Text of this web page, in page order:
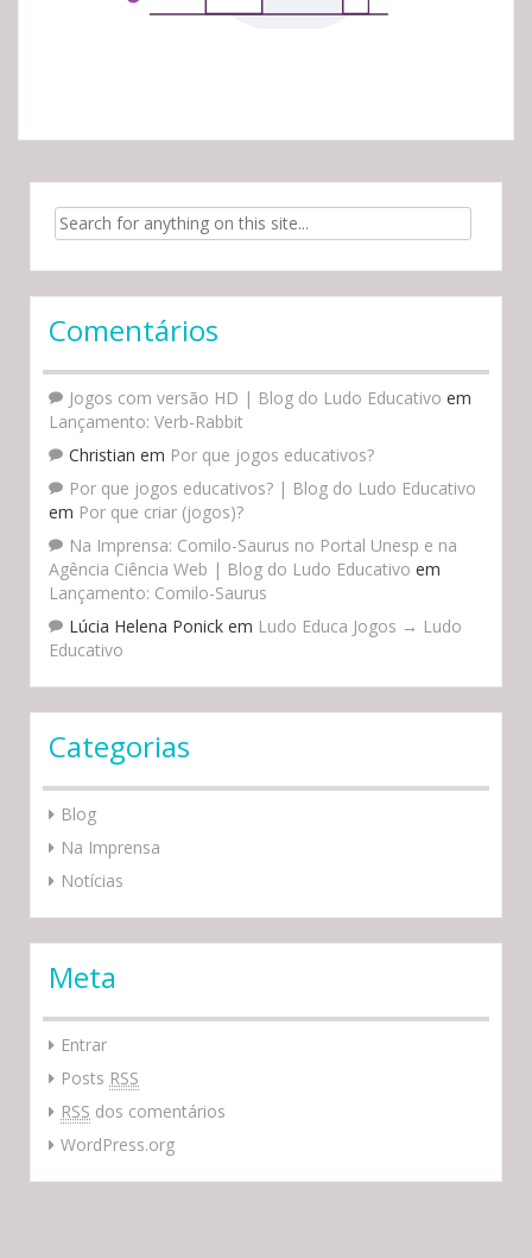
Search for:
Comentários
Jogos com versão HD | Blog do Ludo Educativo em
Lançamento: Verb-Rabbit
Christian em Por que jogos educativos?
Por que jogos educativos? | Blog do Ludo Educativo
em Por que criar (jogos)?
Na Imprensa: Comilo-Saurus no Portal Unesp e na
Agência Ciência Web | Blog do Ludo Educativo em
Lançamento: Comilo-Saurus
Lúcia Helena Ponick em Ludo Educa Jogos → Ludo
Educativo
Categorias
Blog
Na Imprensa
Notícias
Meta
Entrar
Posts RSS
RSS dos comentários
WordPress.org